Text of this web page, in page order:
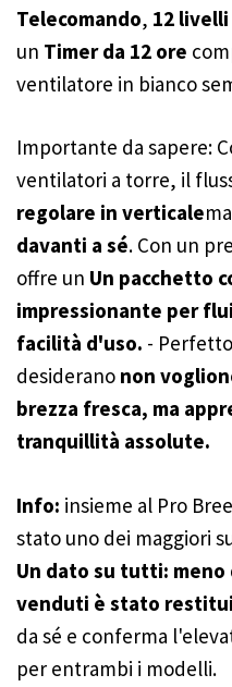
Telecomando, 12
un Timer da 12 ore
ventilatore in bianco
Importante da sapere:
ventilatori a torre, il
regolare in verticale
davanti a sé. Con un
offre un Un pacchetto
impressionante per
facilità d'uso. -
desiderano non
brezza fresca, ma
tranquillità assolute.
Info: insieme al Pro
stato uno dei maggiori
Un dato su tutti: meno
venduti è stato
da sé e conferma
per entrambi i modelli.